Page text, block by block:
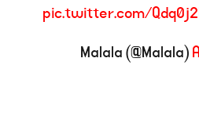
pic.twitter.com/